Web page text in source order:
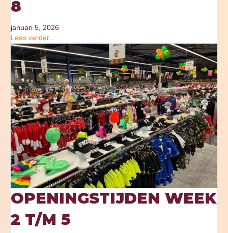
8
januari 5, 2026
Lees verder...
OPENINGSTIJDEN WEEK
2 T/M 5